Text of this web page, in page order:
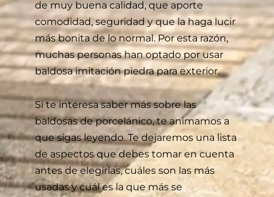
de muy buena calidad, que aporte
comodidad, seguridad y que la haga lucir
más bonita de lo normal. Por esta razón,
muchas personas han optado por usar
baldosa imitación piedra para exterior.
Si te interesa saber más sobre las
baldosas de porcelánico, te animamos a
que sigas leyendo. Te dejaremos una lista
de aspectos que debes tomar en cuenta
antes de elegirlas, cuáles son las más
usadas y cuál es la que más se